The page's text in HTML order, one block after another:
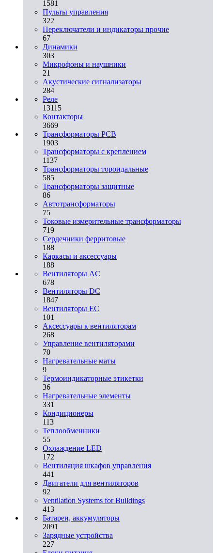
1581
Пульты управления
322
Переключатели и индикаторы прочие
67
Динамики
303
Микрофоны и наушники
21
Акустические сигнализаторы
284
Реле
13115
Контакторы
3669
Трансформаторы PCB
1903
Трансформаторы с креплением
1137
Трансформаторы тороидальные
585
Трансформаторы защитные
86
Автотрансформаторы
75
Токовые измерительные трансформаторы
719
Сердечники ферритовые
188
Каркасы и аксессуары
188
Вентиляторы AC
678
Вентиляторы DC
1847
Вентиляторы EC
101
Аксессуары к вентиляторам
268
Управление вентиляторами
70
Нагревательные маты
9
Термоиндикаторные этикетки
36
Нагревательные элементы
331
Кондиционеры
113
Теплообменники
55
Охлаждение LED
172
Вентиляция шкафов управления
441
Двигатели для вентиляторов
92
Ventilation Systems for Buildings
413
Батареи, аккумуляторы
2091
Зарядные устройства
227